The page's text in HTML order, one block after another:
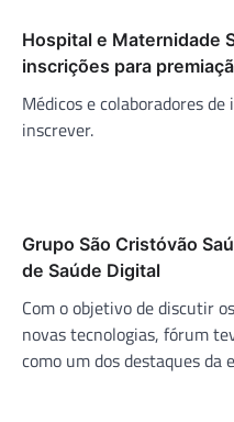
Hospital e Maternidade
inscrições para
Médicos e colaboradores
inscrever.
Grupo São Cristóvão
de Saúde Digital
Com o objetivo de discutir
novas tecnologias, fórum
como um dos destaques da